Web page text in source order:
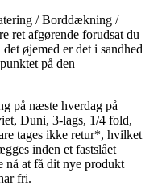
/ Borddækning /
ret afgørende forudsat du
øjemed er det i sandhed
på den
på næste hverdag på
Duni, 3-lags, 1/4 fold,
tages ikke retur*, hvilket
inden et fastslået
nå at få dit nye produkt
fri.